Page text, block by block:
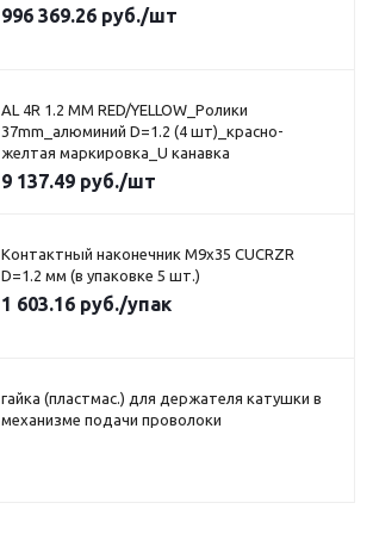
996 369.26 руб./шт
AL 4R 1.2 MM RED/YELLOW_Ролики
37mm_алюминий D=1.2 (4 шт)_красно-
желтая маркировка_U канавка
9 137.49 руб./шт
Контактный наконечник M9x35 CUCRZR
D=1.2 мм (в упаковке 5 шт.)
1 603.16 руб./упак
гайка (пластмас.) для держателя катушки в
механизме подачи проволоки